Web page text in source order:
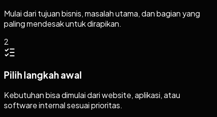
Mulai dari tujuan bisnis, masalah utama, dan bagian yang
paling mendesak untuk dirapikan.
2
Pilih langkah awal
Kebutuhan bisa dimulai dari website, aplikasi, atau
software internal sesuai prioritas.